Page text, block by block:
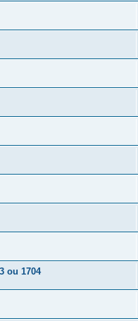
ou 1704